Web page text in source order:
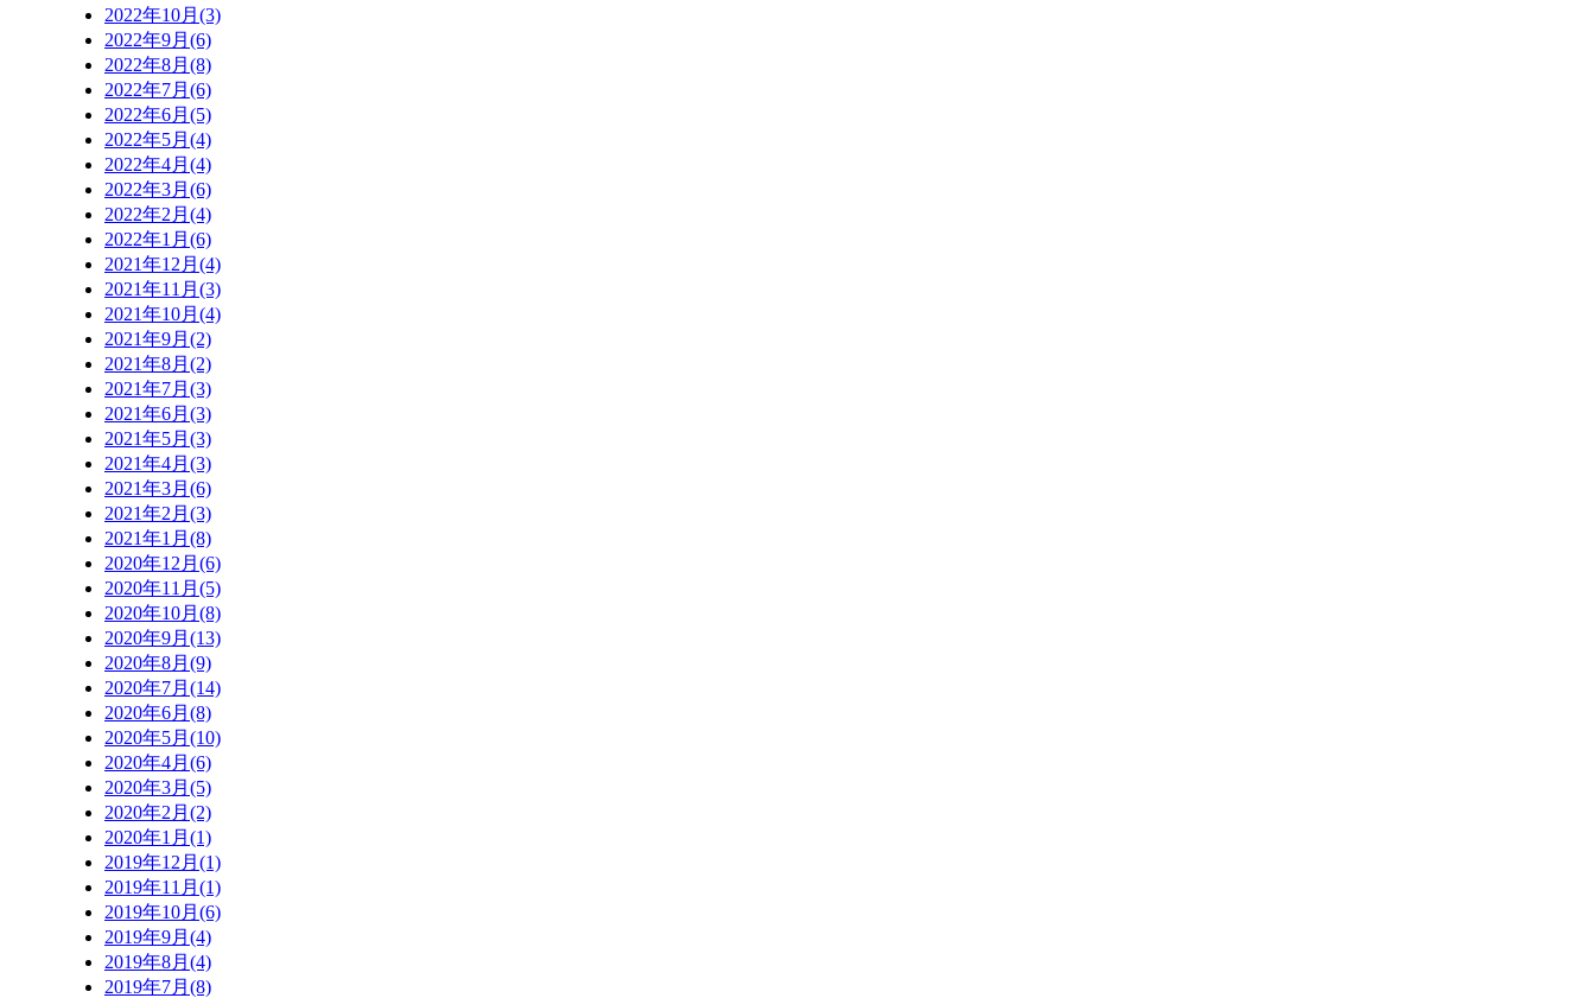
2022年10月(3)
2022年9月(6)
2022年8月(8)
2022年7月(6)
2022年6月(5)
2022年5月(4)
2022年4月(4)
2022年3月(6)
2022年2月(4)
2022年1月(6)
2021年12月(4)
2021年11月(3)
2021年10月(4)
2021年9月(2)
2021年8月(2)
2021年7月(3)
2021年6月(3)
2021年5月(3)
2021年4月(3)
2021年3月(6)
2021年2月(3)
2021年1月(8)
2020年12月(6)
2020年11月(5)
2020年10月(8)
2020年9月(13)
2020年8月(9)
2020年7月(14)
2020年6月(8)
2020年5月(10)
2020年4月(6)
2020年3月(5)
2020年2月(2)
2020年1月(1)
2019年12月(1)
2019年11月(1)
2019年10月(6)
2019年9月(4)
2019年8月(4)
2019年7月(8)